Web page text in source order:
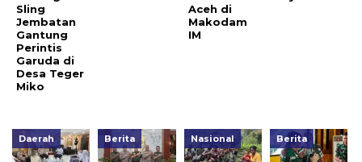
Sling
Jembatan
Gantung
Perintis
Garuda di
Desa Teger
Miko
Aceh di
Makodam
IM
Daerah Berita Nasional Berita